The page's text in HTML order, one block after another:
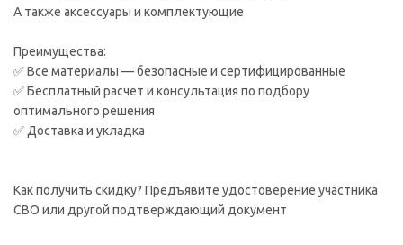
А также аксессуары и комплектующие
Преимущества:
✅ Все материалы — безопасные и сертифицированные
✅ Бесплатный расчет и консультация по подбору
оптимального решения
✅ Доставка и укладка
Как получить скидку? Предъявите удостоверение участника
СВО или другой подтверждающий документ